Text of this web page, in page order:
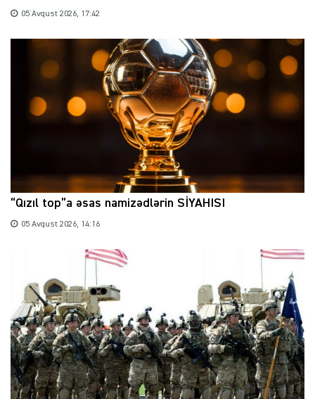
05 Avqust 2026, 17:42
“Qızıl top”a əsas namizədlərin SİYAHISI
05 Avqust 2026, 14:16